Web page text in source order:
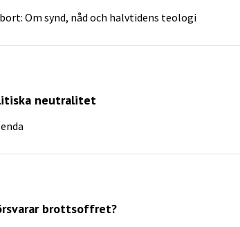
Om synd, nåd och halvtidens teologi
neutralitet
brottsoffret?